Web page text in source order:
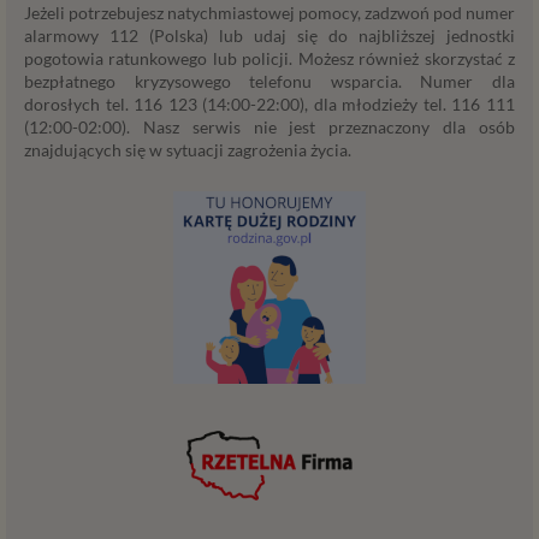
Jeżeli potrzebujesz natychmiastowej pomocy, zadzwoń pod numer
alarmowy 112 (Polska) lub udaj się do najbliższej jednostki
pogotowia ratunkowego lub policji. Możesz również skorzystać z
bezpłatnego kryzysowego telefonu wsparcia. Numer dla
dorosłych tel. 116 123 (14:00-22:00), dla młodzieży tel. 116 111
(12:00-02:00). Nasz serwis nie jest przeznaczony dla osób
znajdujących się w sytuacji zagrożenia życia.
promocji własnych usług administratora
Psychorada.pl w serwisie administratora (np. jeśli
interesujesz się psychologią dziecka i oglądasz
materiały na ten temat w Psychorada.pl to możemy
Ci wyświetlić reklamę na podobny temat).
Twoja dobrowolna zgoda. Aby móc pokazać
usługi, których możesz potrzebować) reklamodawcy
i ich przedstawiciele muszą mieć możliwość
przetwarzania Twoich danych. Udzielenie takiej
zgody jest całkowicie dobrowolne, i jeśli nie chcesz,
nie musisz jej udzielać. Dzięki naszemu rozwiązaniu
masz również możliwość ograniczenia zakresu lub
zmiany zgody w dowolnym momencie.
podmiot przetwarzający dane jednej z dopuszczonych
przez RODO podstaw prawnych i wyłącznie w celu
dostosowanym do danej podstawy, zgodnie z opisem